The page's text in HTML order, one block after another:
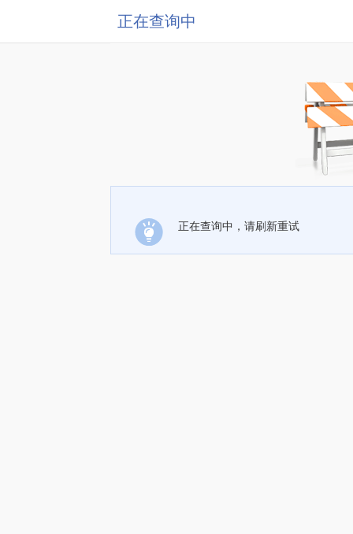
正在查询中
正在查询中，请刷新重试